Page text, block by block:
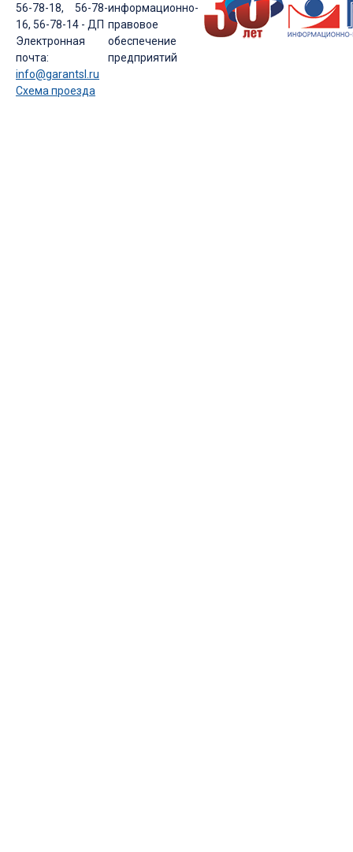
56-78-18, 56-78-
16, 56-78-14 - ДП
Электронная
почта:
info@garantsl.ru
Схема проезда
информационно-
правовое
обеспечение
предприятий